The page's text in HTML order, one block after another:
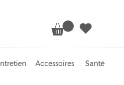
Accessoires Santé